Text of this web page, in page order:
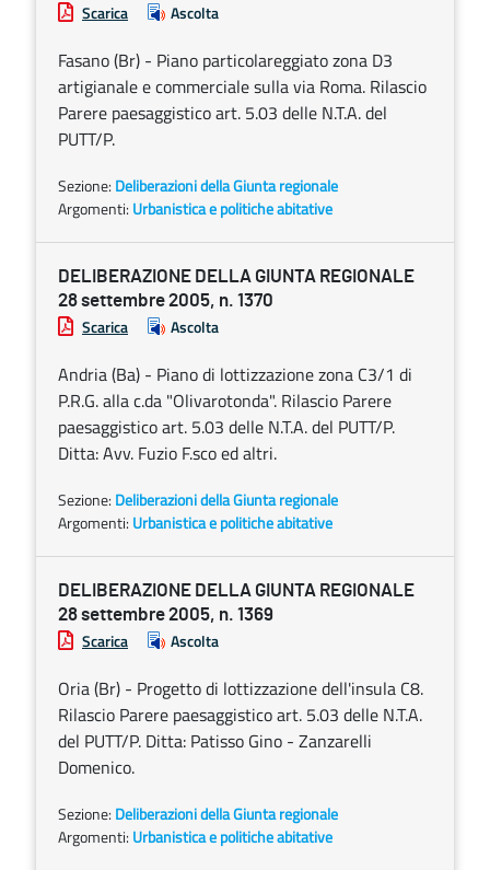
Scarica Ascolta
Fasano (Br) - Piano particolareggiato zona D3
artigianale e commerciale sulla via Roma. Rilascio
Parere paesaggistico art. 5.03 delle N.T.A. del
PUTT/P.
Sezione: Deliberazioni della Giunta regionale
Argomenti: Urbanistica e politiche abitative
DELIBERAZIONE DELLA GIUNTA REGIONALE
28 settembre 2005, n. 1370
Scarica Ascolta
Andria (Ba) - Piano di lottizzazione zona C3/1 di
P.R.G. alla c.da "Olivarotonda". Rilascio Parere
paesaggistico art. 5.03 delle N.T.A. del PUTT/P.
Ditta: Avv. Fuzio F.sco ed altri.
Sezione: Deliberazioni della Giunta regionale
Argomenti: Urbanistica e politiche abitative
DELIBERAZIONE DELLA GIUNTA REGIONALE
28 settembre 2005, n. 1369
Scarica Ascolta
Oria (Br) - Progetto di lottizzazione dell'insula C8.
Rilascio Parere paesaggistico art. 5.03 delle N.T.A.
del PUTT/P. Ditta: Patisso Gino - Zanzarelli
Domenico.
Sezione: Deliberazioni della Giunta regionale
Argomenti: Urbanistica e politiche abitative